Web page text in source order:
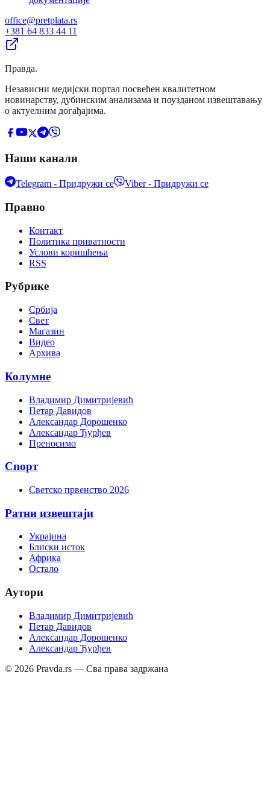
office@pretplata.rs
+381 64 833 44 11
Правда.
Независни медијски портал посвећен квалитетном
новинарству, дубинским анализама и поузданом извештавању
о актуелним догађајима.
Наши канали
Telegram - Придружи се Viber - Придружи се
Правно
Контакт
Политика приватности
Услови коришћења
RSS
Рубрике
Србија
Свет
Магазин
Видео
Архива
Колумне
Владимир Димитријевић
Петар Давидов
Александар Дорошенко
Александар Ђурђев
Преносимо
Спорт
Светско првенство 2026
Ратни извештаји
Украјина
Блиски исток
Африка
Остало
Аутори
Владимир Димитријевић
Петар Давидов
Александар Дорошенко
Александар Ђурђев
© 2026 Pravda.rs — Сва права задржана